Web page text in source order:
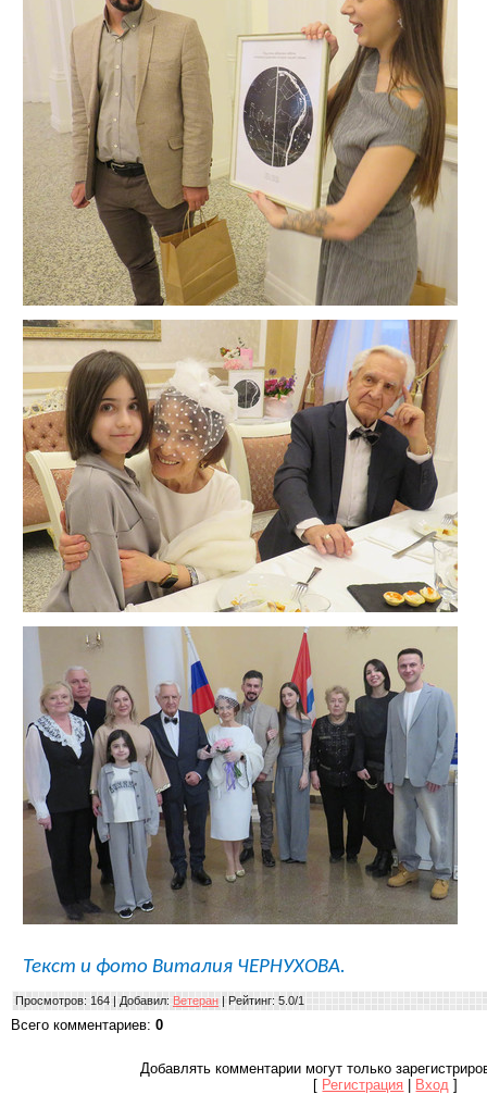
Текст и фото Виталия ЧЕРНУХОВА.
Просмотров: 164 | Добавил: Ветеран | Рейтинг: 5.0/1
Всего комментариев: 0
Добавлять комментарии могут только
[ Регистрация Вход ]